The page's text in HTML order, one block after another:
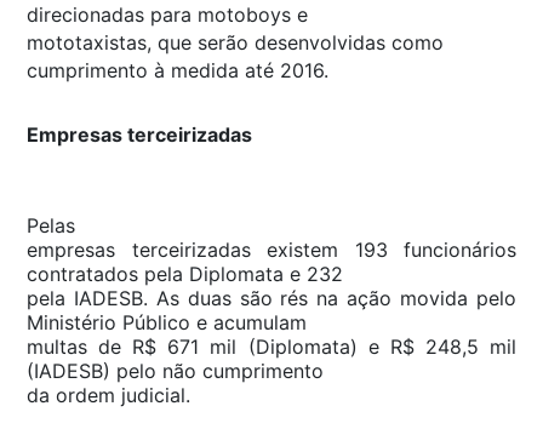
direcionadas para motoboys e
mototaxistas, que serão desenvolvidas como
cumprimento à medida até 2016.
Empresas terceirizadas
Pelas
empresas terceirizadas existem 193 funcionários
contratados pela Diplomata e 232
pela IADESB. As duas são rés na ação movida pelo
Ministério Público e acumulam
multas de R$ 671 mil (Diplomata) e R$ 248,5 mil
(IADESB) pelo não cumprimento
da ordem judicial.